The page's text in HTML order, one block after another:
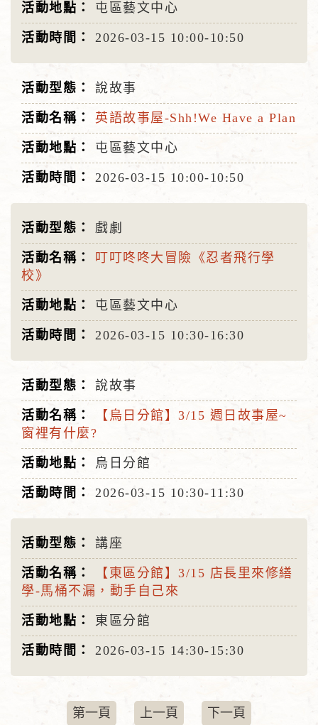
屯區藝文中心
2026-03-15 10:00-10:50
說故事
英語故事屋-Shh!We Have a Plan
屯區藝文中心
2026-03-15 10:00-10:50
戲劇
叮叮咚咚大冒險《忍者飛行學
校》
屯區藝文中心
2026-03-15 10:30-16:30
說故事
【烏日分館】3/15 週日故事屋~
窗裡有什麼?
烏日分館
2026-03-15 10:30-11:30
講座
【東區分館】3/15 店長里來修繕
學-馬桶不漏，動手自己來
東區分館
2026-03-15 14:30-15:30
第一頁 上一頁 下一頁